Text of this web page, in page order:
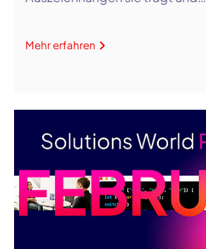
Mehr erfahren